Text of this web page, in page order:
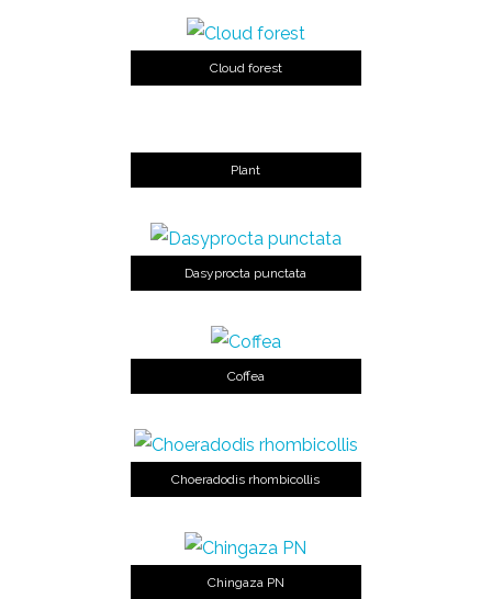
Cloud forest
Plant
Dasyprocta punctata
Coffea
Choeradodis rhombicollis
Chingaza PN